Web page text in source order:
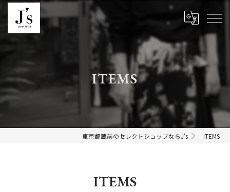
ITEMS
東京都蔵前のセレクトショップならJ's ITEMS
ITEMS